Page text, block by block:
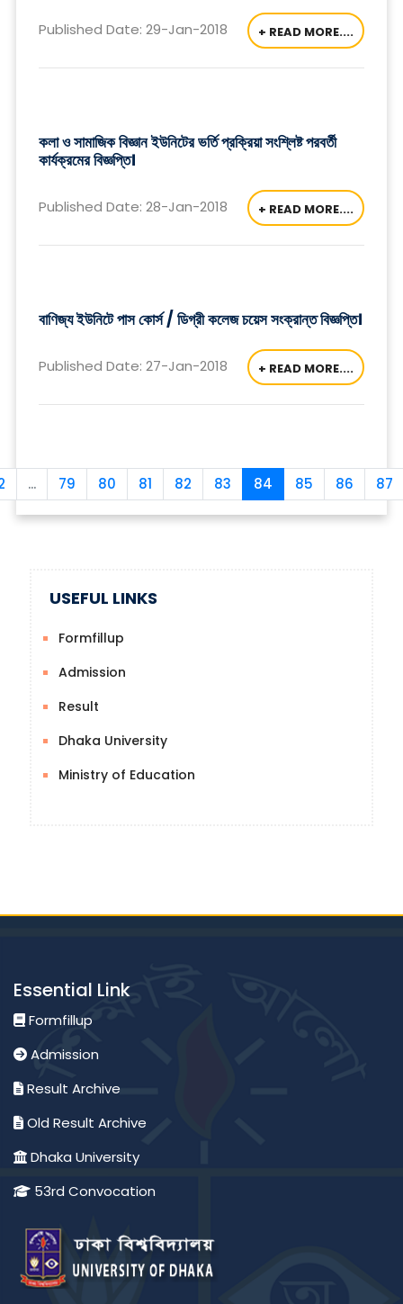
Published Date: 29-Jan-2018 + READ MORE....
কলা ও সামাজিক বিজ্ঞান ইউনিটের ভর্তি প্রক্রিয়া সংশ্লিষ্ট পরবর্তী
কার্যক্রমের বিজ্ঞপ্তি।
Published Date: 28-Jan-2018 + READ MORE....
বাণিজ্য ইউনিটে পাস কোর্স / ডিগ্রী কলেজ চয়েস সংক্রান্ত বিজ্ঞপ্তি।
Published Date: 27-Jan-2018 + READ MORE....
... 79 80 81 82 83 84 85 86 87
USEFUL LINKS
Formfillup
Admission
Result
Dhaka University
Ministry of Education
Essential Link
Formfillup
Admission
Result Archive
Old Result Archive
Dhaka University
53rd Convocation